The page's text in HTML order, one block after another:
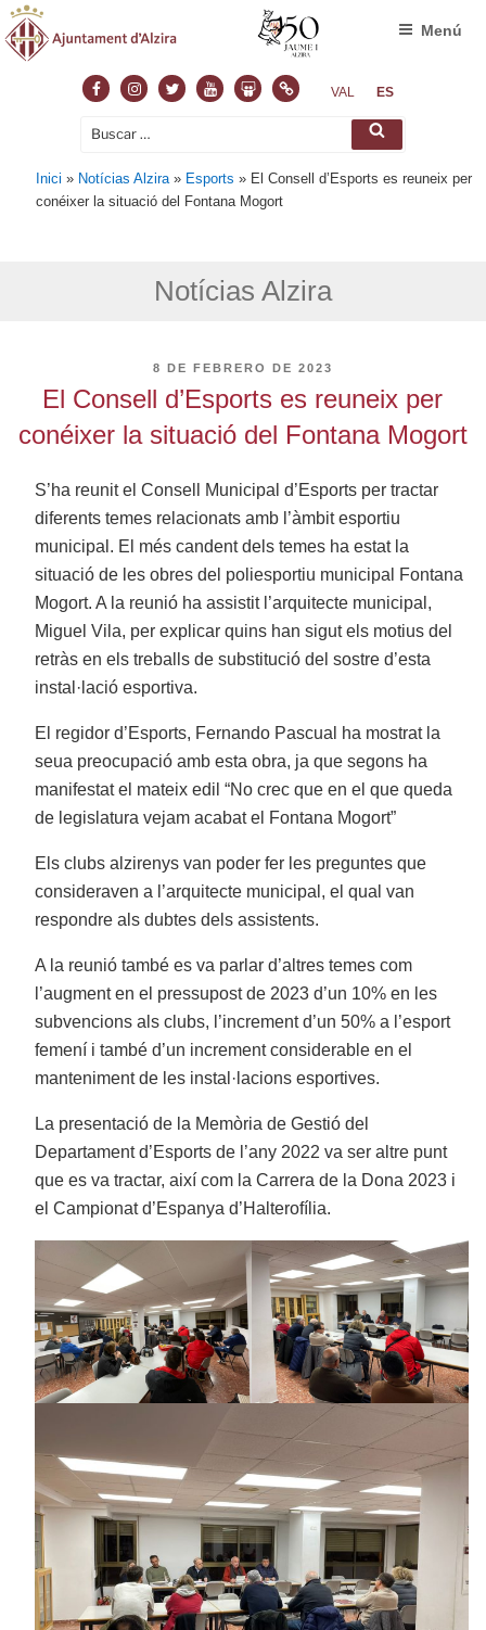
FacebookInstagram
TwitterYoutubeSlideshare
NormasVAL ES
Buscar
Buscar
Menú
Inici » Notícias Alzira » Esports » El Consell d’Esports es reuneix per
conéixer la situació del Fontana Mogort
Notícias Alzira
PUBLICADO
8 DE FEBRERO DE 2023
El Consell d’Esports es reuneix per
conéixer la situació del Fontana Mogort
S’ha reunit el Consell Municipal d’Esports per tractar
diferents temes relacionats amb l’àmbit esportiu
municipal. El més candent dels temes ha estat la
situació de les obres del poliesportiu municipal Fontana
Mogort. A la reunió ha assistit l’arquitecte municipal,
Miguel Vila, per explicar quins han sigut els motius del
retràs en els treballs de substitució del sostre d’esta
instal·lació esportiva.
El regidor d’Esports, Fernando Pascual ha mostrat la
seua preocupació amb esta obra, ja que segons ha
manifestat el mateix edil “No crec que en el que queda
de legislatura vejam acabat el Fontana Mogort”
Els clubs alzirenys van poder fer les preguntes que
consideraven a l’arquitecte municipal, el qual van
respondre als dubtes dels assistents.
A la reunió també es va parlar d’altres temes com
l’augment en el pressupost de 2023 d’un 10% en les
subvencions als clubs, l’increment d’un 50% a l’esport
femení i també d’un increment considerable en el
manteniment de les instal·lacions esportives.
La presentació de la Memòria de Gestió del
Departament d’Esports de l’any 2022 va ser altre punt
que es va tractar, així com la Carrera de la Dona 2023 i
el Campionat d’Espanya d’Halterofília.